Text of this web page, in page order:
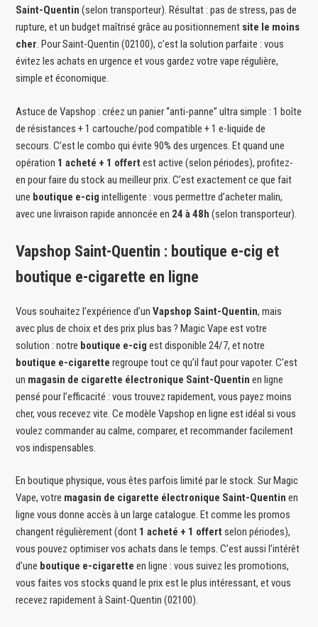
Saint-Quentin (selon transporteur). Résultat : pas de stress, pas de
rupture, et un budget maîtrisé grâce au positionnement site le moins
cher. Pour Saint-Quentin (02100), c’est la solution parfaite : vous
évitez les achats en urgence et vous gardez votre vape régulière,
simple et économique.
Astuce de Vapshop : créez un panier “anti-panne” ultra simple : 1 boîte
de résistances + 1 cartouche/pod compatible + 1 e-liquide de
secours. C’est le combo qui évite 90% des urgences. Et quand une
opération 1 acheté + 1 offert est active (selon périodes), profitez-
en pour faire du stock au meilleur prix. C’est exactement ce que fait
une boutique e-cig intelligente : vous permettre d’acheter malin,
avec une livraison rapide annoncée en 24 à 48h (selon transporteur).
Vapshop Saint-Quentin : boutique e-cig et
boutique e-cigarette en ligne
Vous souhaitez l’expérience d’unVapshop Saint-Quentin, mais
avec plus de choix et des prix plus bas ? Magic Vape est votre
solution : notre boutique e-cig est disponible 24/7, et notre
boutique e-cigarette regroupe tout ce qu’il faut pour vapoter. C’est
un magasin de cigarette électronique Saint-Quentin en ligne
pensé pour l’efficacité : vous trouvez rapidement, vous payez moins
cher, vous recevez vite. Ce modèle Vapshop en ligne est idéal si vous
voulez commander au calme, comparer, et recommander facilement
vos indispensables.
En boutique physique, vous êtes parfois limité par le stock. Sur Magic
Vape, votre magasin de cigarette électronique Saint-Quentin en
ligne vous donne accès à un large catalogue. Et comme les promos
changent régulièrement (dont 1 acheté + 1 offert selon périodes),
vous pouvez optimiser vos achats dans le temps. C’est aussi l’intérêt
d’une boutique e-cigarette en ligne : vous suivez les promotions,
vous faites vos stocks quand le prix est le plus intéressant, et vous
recevez rapidement à Saint-Quentin (02100).